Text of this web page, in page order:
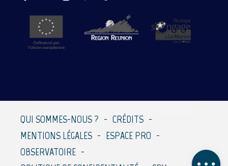
QUI SOMMES-NOUS ?
CRÉDITS
MENTIONS LÉGALES
ESPACE PRO
OBSERVATOIRE